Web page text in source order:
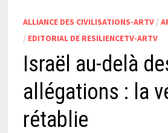
ALLIANCE DES CIVILISATIONS-ARTV/
/ EDITORIAL DE RESILIENCETV-ARTV
Israël au-delà
allégations : la
rétablie